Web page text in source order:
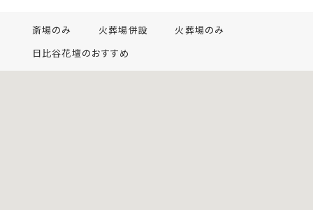
斎場のみ 火葬場併設
火葬場のみ
日比谷花壇のおすすめ